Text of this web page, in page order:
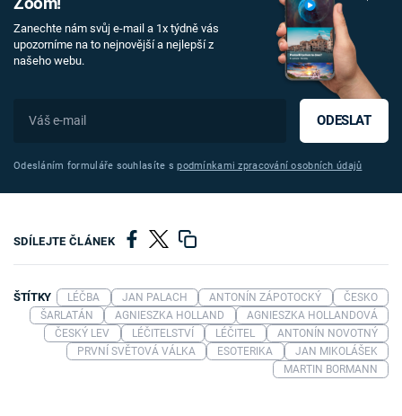
Zoom!
Zanechte nám svůj e-mail a 1x týdně vás
upozorníme na to nejnovější a nejlepší z
našeho webu.
ODESLAT
Odesláním formuláře souhlasíte spodmínkami zpracování osobních údajů
SDÍLEJTE ČLÁNEK
ŠTÍTKY LÉČBA JAN PALACH ANTONÍN ZÁPOTOCKÝ
ČESKO
ŠARLATÁN
AGNIESZKA HOLLAND
AGNIESZKA HOLLANDOVÁ
ČESKÝ LEV
LÉČITELSTVÍ LÉČITEL
ANTONÍN NOVOTNÝ
PRVNÍ SVĚTOVÁ VÁLKA
ESOTERIKA
JAN MIKOLÁŠEK
MARTIN BORMANN